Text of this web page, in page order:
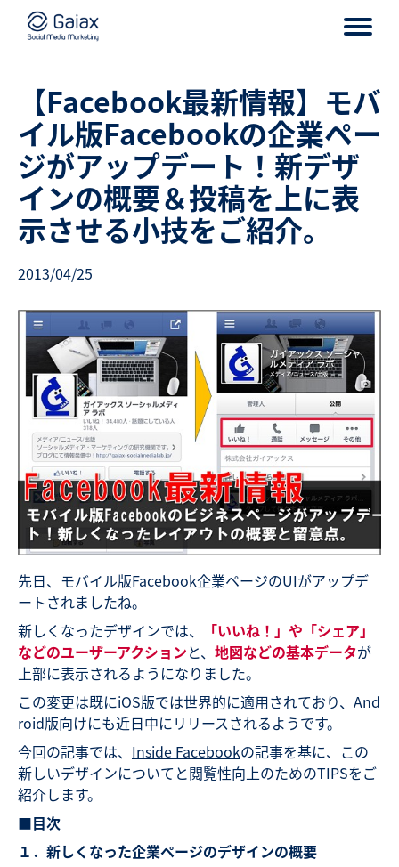
【Facebook最新情報】モバ
イル版Facebookの企業ペー
ジがアップデート！新デザ
インの概要＆投稿を上に表
示させる小技をご紹介。
2013/04/25
先日、モバイル版Facebook企業ページのUIがアップデ
ートされましたね。
新しくなったデザインでは、
「いいね！」や「シェア」
などのユーザーアクションと、 地図などの基本データが
上部に表示されるようになりました。
この変更は既にiOS版では世界的に適用されており、And
roid版向けにも近日中にリリースされるようです。
今回の記事では、 Inside Facebookの記事を基に、この
新しいデザインについてと閲覧性向上のためのTIPSをご
紹介します。
■目次
１．新しくなった企業ページのデザインの概要